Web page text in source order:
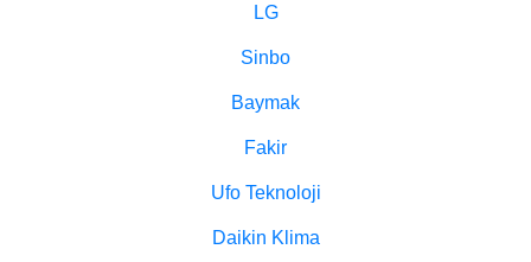
LG
Sinbo
Baymak
Fakir
Ufo Teknoloji
Daikin Klima